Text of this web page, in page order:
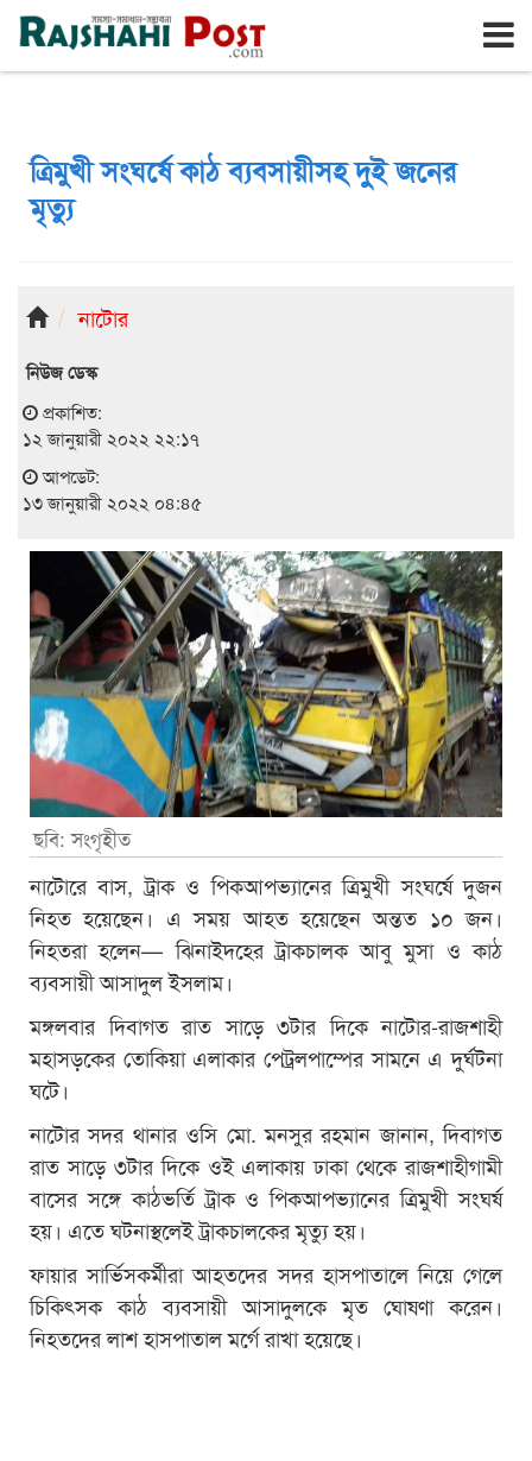
রাজশাহী শনিবার, ৮ই আগস্ট ২০২৬, ২৫শে শ্রাবণ ১৪৩৩
ত্রিমুখী সংঘর্ষে কাঠ ব্যবসায়ীসহ দুই জনের
মৃত্যু
নাটোর
নিউজ ডেস্ক
প্রকাশিত:
১২ জানুয়ারী ২০২২ ২২:১৭
আপডেট:
১৩ জানুয়ারী ২০২২ ০৪:৪৫
ছবি: সংগৃহীত
নাটোরে বাস, ট্রাক ও পিকআপভ্যানের ত্রিমুখী সংঘর্ষে দুজন
নিহত হয়েছেন। এ সময় আহত হয়েছেন অন্তত ১০ জন।
নিহতরা হলেন— ঝিনাইদহের ট্রাকচালক আবু মুসা ও কাঠ
ব্যবসায়ী আসাদুল ইসলাম।
মঙ্গলবার দিবাগত রাত সাড়ে ৩টার দিকে নাটোর-রাজশাহী
মহাসড়কের তোকিয়া এলাকার পেট্রলপাম্পের সামনে এ দুর্ঘটনা
ঘটে।
নাটোর সদর থানার ওসি মো. মনসুর রহমান জানান, দিবাগত
রাত সাড়ে ৩টার দিকে ওই এলাকায় ঢাকা থেকে রাজশাহীগামী
বাসের সঙ্গে কাঠভর্তি ট্রাক ও পিকআপভ্যানের ত্রিমুখী সংঘর্ষ
হয়। এতে ঘটনাস্থলেই ট্রাকচালকের মৃত্যু হয়।
ফায়ার সার্ভিসকর্মীরা আহতদের সদর হাসপাতালে নিয়ে গেলে
চিকিৎসক কাঠ ব্যবসায়ী আসাদুলকে মৃত ঘোষণা করেন।
নিহতদের লাশ হাসপাতাল মর্গে রাখা হয়েছে।